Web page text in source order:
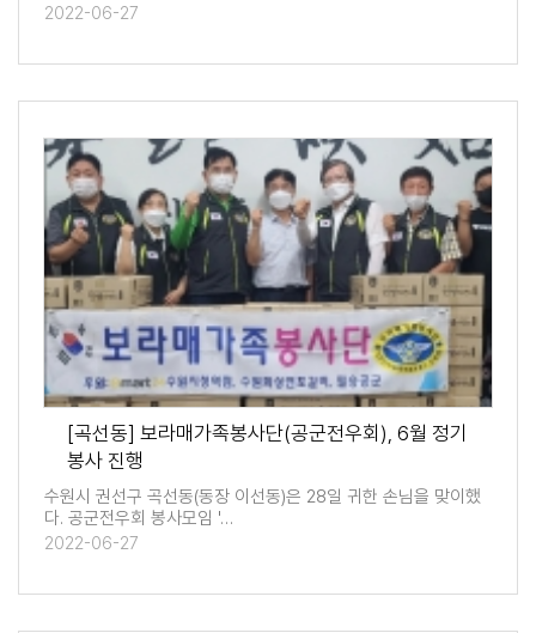
2022-06-27
[곡선동] 보라매가족봉사단(공군전우회), 6월 정기
봉사 진행
수원시 권선구 곡선동(동장 이선동)은 28일 귀한 손님을 맞이했
다. 공군전우회 봉사모임 '…
2022-06-27